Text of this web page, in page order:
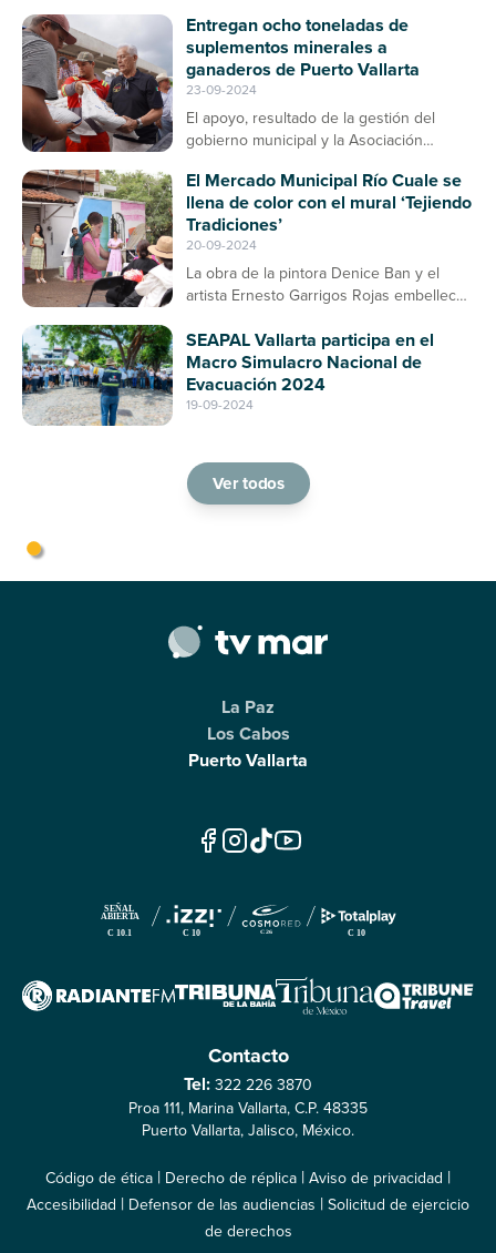
Entregan ocho toneladas de
suplementos minerales a
ganaderos de Puerto Vallarta
23-09-2024
El apoyo, resultado de la gestión del
gobierno municipal y la Asociación
enfermedades en el ganado bovino
El Mercado Municipal Río Cuale se
llena de color con el mural ‘Tejiendo
Tradiciones’
20-09-2024
La obra de la pintora Denice Ban y el
artista Ernesto Garrigos Rojas embellece
como un espacio de arte y cultura en
Puerto Vallarta
SEAPAL Vallarta participa en el
Macro Simulacro Nacional de
Evacuación 2024
19-09-2024
Ver todos
La Paz
Los Cabos
Puerto Vallarta
Contacto
Tel:322 226 3870
Proa 111, Marina Vallarta, C.P. 48335
Puerto Vallarta, Jalisco, México.
Código de ética | Derecho de réplica |Aviso de privacidad |
Accesibilidad | Defensor de las audiencias |Solicitud de ejercicio
de derechos